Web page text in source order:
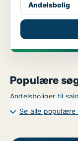
Andelsbolig
Populære
Andelsboliger til
Se alle populære